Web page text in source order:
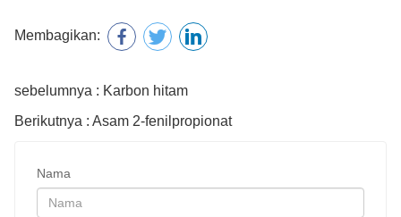
Membagikan:
sebelumnya : Karbon hitam
Berikutnya : Asam 2-fenilpropionat
Nama